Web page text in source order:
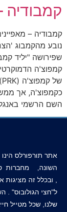
קמבודיה
קמבודיה –
נובע מהקמבוג
שפירושה "יליד
כקמפוצ'ה, אך
השם הרשמי
השונה, מחברות
, ובכלל זה
ל"חצי הגולובוס" .
שלנו, שכל מטייל